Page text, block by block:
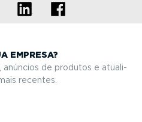
EMPRESA?
anúncios de produtos e atuali­
recentes.